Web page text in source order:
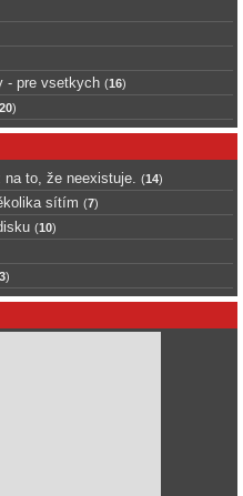
- pre vsetkych (16)
20)
na to, že neexistuje. (14)
sítím (7)
(10)
3)